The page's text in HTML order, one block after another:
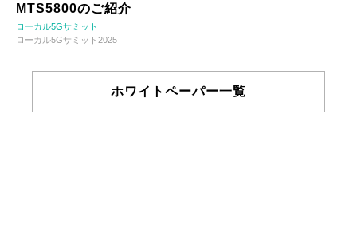
MTS5800のご紹介
ローカル5Gサミット
ローカル5Gサミット2025
ホワイトペーパー一覧